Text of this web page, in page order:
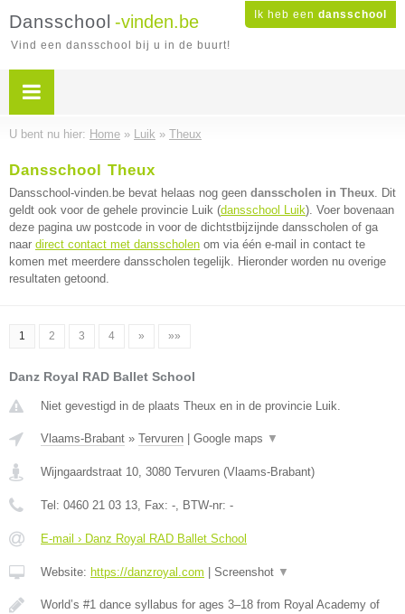
Ik heb een dansschool
Dansschool -vinden.be
Vind een dansschool bij u in de buurt!
U bent nu hier: Home » Luik » Theux
Dansschool Theux
Dansschool-vinden.be bevat helaas nog geen dansscholen in Theux. Dit
geldt ook voor de gehele provincie Luik (dansschool Luik). Voer bovenaan
deze pagina uw postcode in voor de dichtstbijzijnde dansscholen of ga
naar direct contact met dansscholen om via één e-mail in contact te
komen met meerdere dansscholen tegelijk. Hieronder worden nu overige
resultaten getoond.
1 2 3 4 » »»
Danz Royal RAD Ballet School
Niet gevestigd in de plaats Theux en in de provincie Luik.
Vlaams-Brabant » Tervuren Google maps ▼
Wijngaardstraat 10, 3080 Tervuren (Vlaams-Brabant)
Tel: 0460 21 03 13, Fax: -, BTW-nr: -
E-mail › Danz Royal RAD Ballet School
Website: https://danzroyal.com Screenshot ▼
World’s #1 dance syllabus for ages 3–18 from Royal Academy of